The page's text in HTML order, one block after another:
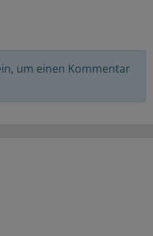
um einen Kommentar